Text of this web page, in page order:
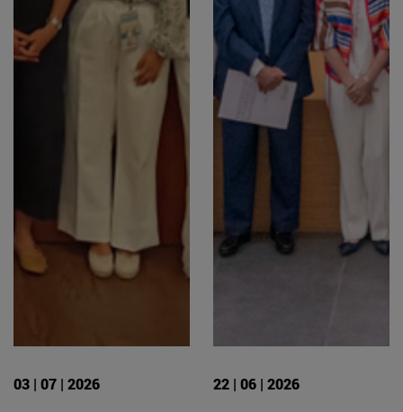
03 | 07 | 2026 22 | 06 | 2026